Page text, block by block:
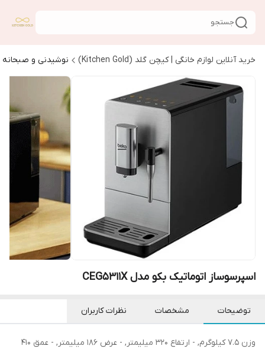
جستجو
خرید آنلاین لوازم خانگی | کیچن گلد (Kitchen Gold) نوشیدنی و صبحانه
اسپرسوساز اتوماتیک بکو مدل CEG5311X
توضیحات مشخصات نظرات کاربران
وزن ۷.۵ کیلوگرم, - ارتفاع ۳۲۰ میلیمتر, - عرض ۱۸۶ میلیمتر, - عمق ۴۱۰